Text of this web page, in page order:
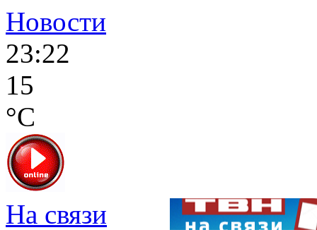
Новости
23:22
15
°C
На связи